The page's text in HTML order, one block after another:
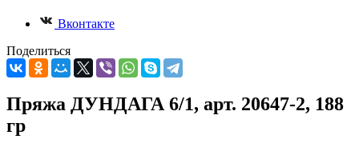
Вконтакте
Поделиться
Пряжа ДУНДАГА 6/1, арт. 20647-2, 188
гр